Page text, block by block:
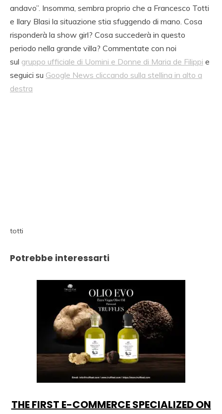
andavo”. Insomma, sembra proprio che a Francesco Totti
e Ilary Blasi la situazione stia sfuggendo di mano. Cosa
risponderà la show girl? Cosa succederà in questo
periodo nella grande villa? Commentate con noi
sul gruppo ufficiale di Uomini e Donne di Maria de Filippi e
seguici su Google News cliccando sulla stellina in alto a
destra
totti
Potrebbe interessarti
THE FIRST E-COMMERCE SPECIALIZED ON